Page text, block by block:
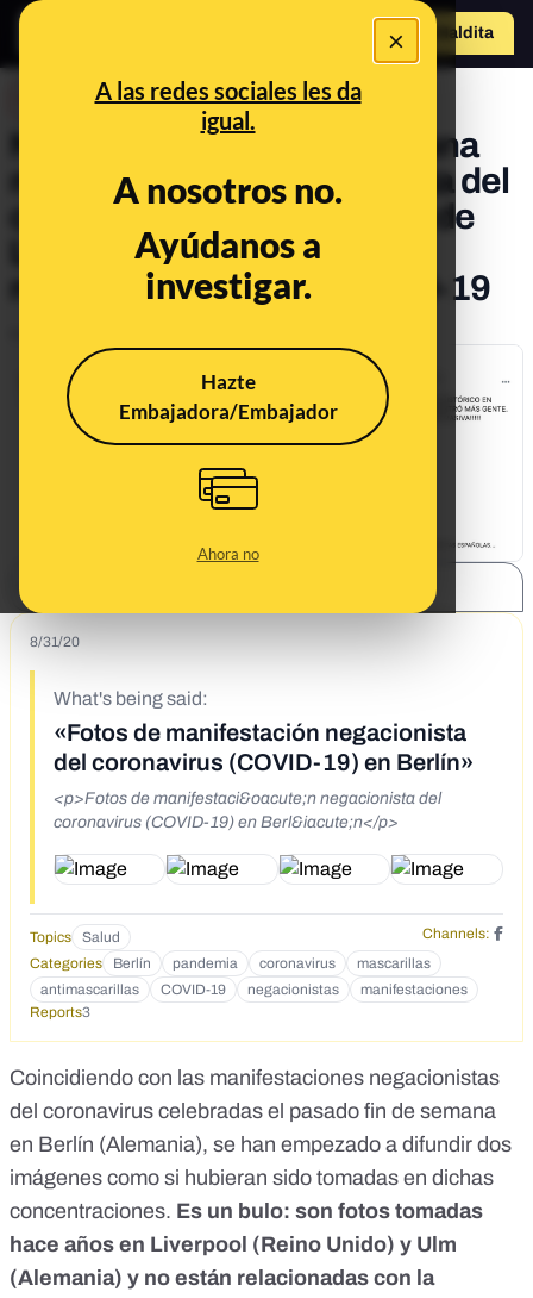
×
A las redes sociales les da
igual.
A nosotros no.
Ayúdanos a
investigar.
Hazte
Embajadora/Embajador
Ahora no
Hazte Maldito
No, estas fotos no son de una
manifestación negacionista del
coronavirus en Berlín: son de
Liverpool y Ulm y no están
relacionadas con la COVID-19
8/31/20
What's being said:
«Fotos de manifestación negacionista
del coronavirus (COVID-19) en Berlín»
<p>Fotos de manifestaci&oacute;n negacionista del
coronavirus (COVID-19) en Berl&iacute;n</p>
Topics Salud
Channels:
Categories
Berlín pandemia coronavirus
mascarillas
antimascarillas
COVID-19 negacionistas
manifestaciones
Reports3
Coincidiendo con las manifestaciones negacionistas
del coronavirus celebradas el pasado fin de semana
en Berlín (Alemania), se han empezado a difundir dos
imágenes como si hubieran sido tomadas en dichas
concentraciones. Es un bulo: son fotos tomadas
hace años en Liverpool (Reino Unido) y Ulm
(Alemania) y no están relacionadas con la